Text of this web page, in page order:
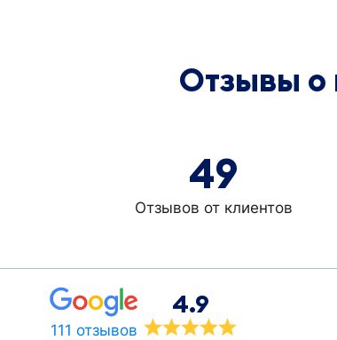
Отзывы о
49
Отзывов от клиентов
111 отзывов
4.9